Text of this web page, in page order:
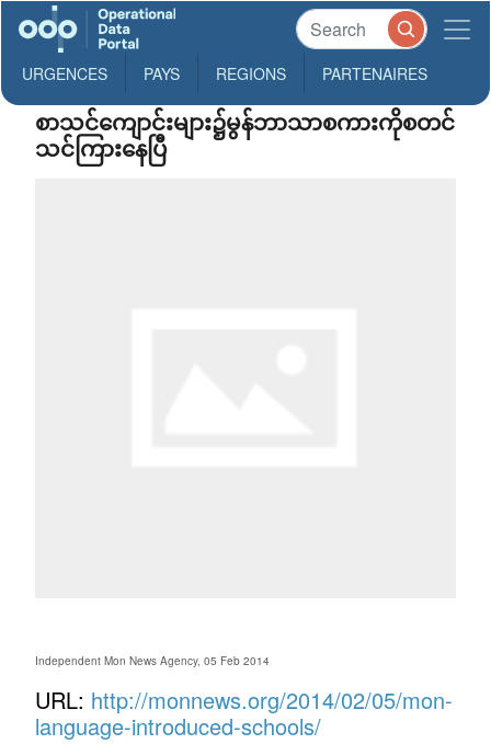
URGENCES PAYS REGIONS PARTENAIRES
စာသင်ကျောင်းများ၌မွန်ဘာသာစကားကိုစတင်
သင်ကြားနေပြီ
Independent Mon News Agency, 05 Feb 2014
URL: http://monnews.org/2014/02/05/mon-
language-introduced-schools/